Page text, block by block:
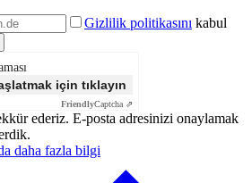
Gizlilik politikasını kabul
için tıklayın
FriendlyCaptcha ⇗
ederiz. E-posta adresinizi onaylamak
daha fazla bilgi